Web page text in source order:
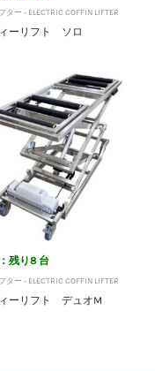
ター - ELECTRIC COFFIN LIFTER
ーリフト ソロ
残り8 台
ター - ELECTRIC COFFIN LIFTER
ーリフト デュオM